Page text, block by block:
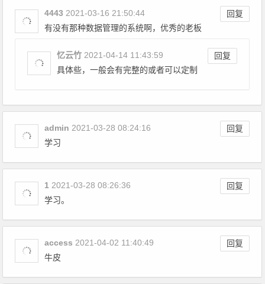
4443 回复
2021-03-16 21:50:44
有没有那种数据管理的系统啊，优秀的老板
忆云竹 回复
2021-04-14 11:43:59
具体些，一般会有完整的或者可以定制
admin 回复
2021-03-28 08:24:16
学习
1 回复
2021-03-28 08:26:36
学习。
access 回复
2021-04-02 11:40:49
牛皮